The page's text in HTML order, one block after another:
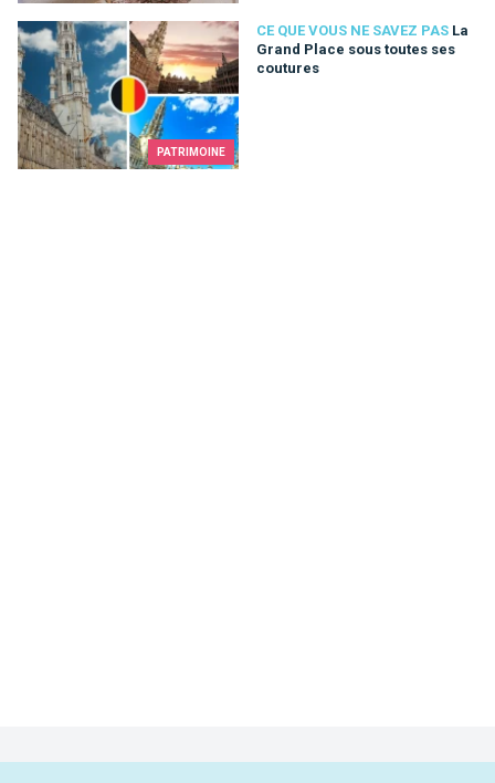
PATRIMOINE
CE QUE VOUS NE SAVEZ PAS La
Grand Place sous toutes ses
coutures
La Grand Place sous toutes ses coutures